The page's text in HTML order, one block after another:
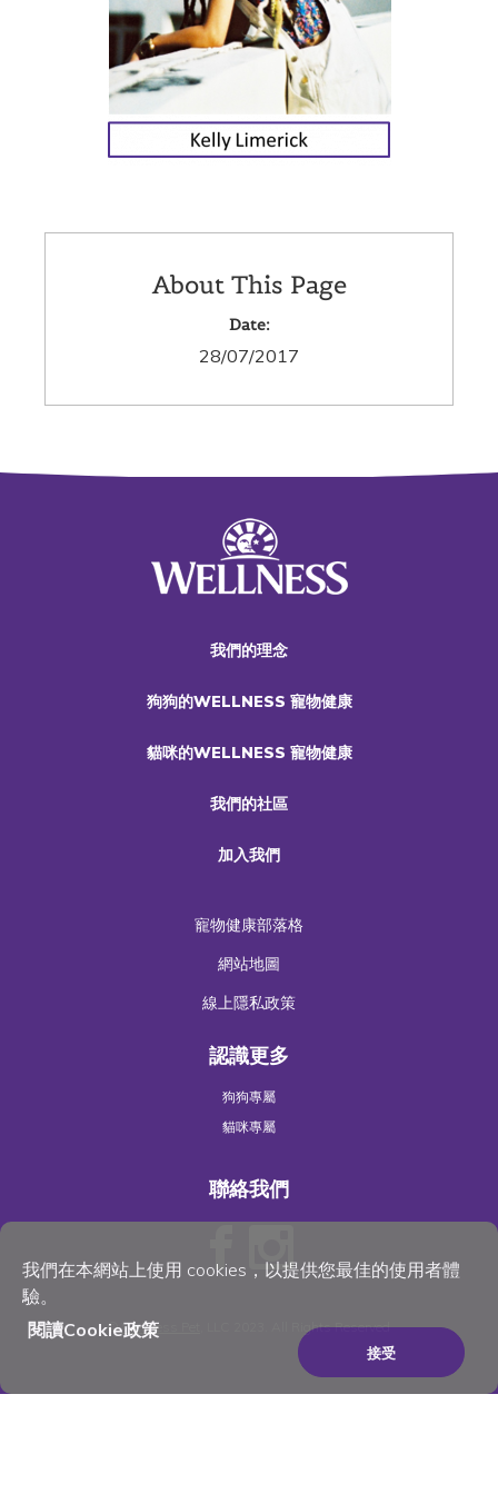
我們在本網站上使用 cookies，以提供您最佳的使用者體
驗。
閱讀Cookie政策
接受
About This Page
Date:
28/07/2017
我們的理念
狗狗的WELLNESS 寵物健康
貓咪的WELLNESS 寵物健康
我們的社區
加入我們
寵物健康部落格
網站地圖
線上隱私政策
認識更多
狗狗專屬
貓咪專屬
聯絡我們
©Wellness Pet , LLC 2023. All Rights Reserved